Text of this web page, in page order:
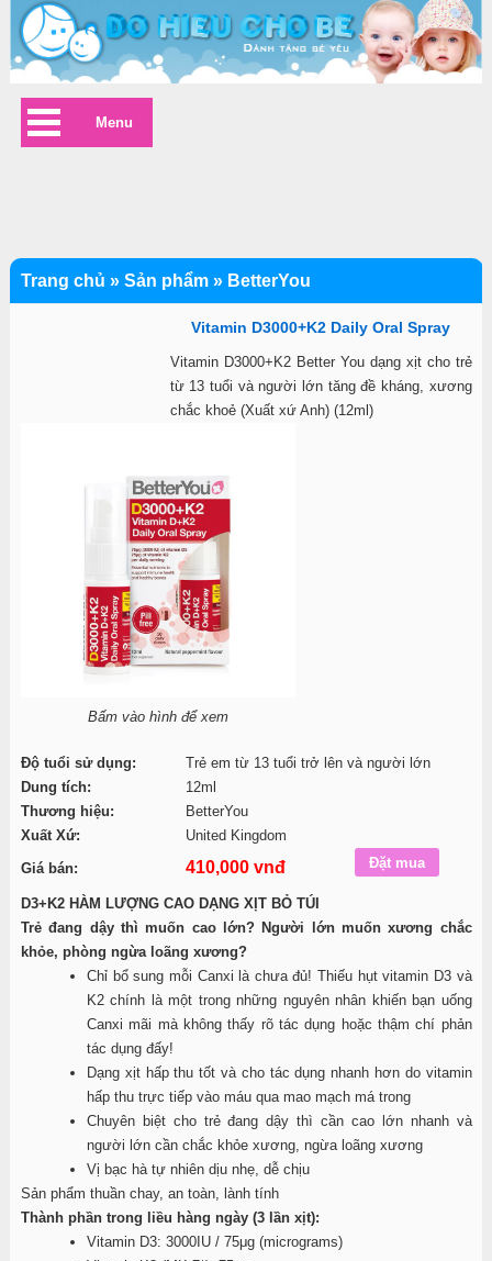
Vitamin D3000+K2 Daily Oral Spray
Vitamin D3000+K2 Better You dạng xịt cho trẻ
từ 13 tuổi và người lớn tăng đề kháng, xương
chắc khoẻ (Xuất xứ Anh) (12ml)
Bấm vào hình để xem
Độ tuổi sử dụng:
Trẻ em từ 13 tuổi trở lên và người lớn
Dung tích:
12ml
Thương hiệu:
BetterYou
Xuất Xứ:
United Kingdom
Giá bán:
410,000 vnđ
D3+K2 HÀM LƯỢNG CAO DẠNG XỊT BỎ TÚI
Trẻ đang dậy thì muốn cao lớn? Người lớn muốn xương chắc
khỏe, phòng ngừa loãng xương?
Chỉ bổ sung mỗi Canxi là chưa đủ! Thiếu hụt vitamin D3 và
K2 chính là một trong những nguyên nhân khiến bạn uống
Canxi mãi mà không thấy rõ tác dụng hoặc thậm chí phản
tác dụng đấy!
Dạng xịt hấp thu tốt và cho tác dụng nhanh hơn do vitamin
hấp thu trực tiếp vào máu qua mao mạch má trong
Chuyên biệt cho trẻ đang dậy thì cần cao lớn nhanh và
người lớn cần chắc khỏe xương, ngừa loãng xương
Vị bạc hà tự nhiên dịu nhẹ, dễ chịu
Sản phẩm thuần chay, an toàn, lành tính
Thành phần trong liều hàng ngày (3 lần xịt):
Vitamin D3: 3000IU / 75μg (micrograms)
Trang chủ » Sản phẩm » BetterYou
Menu